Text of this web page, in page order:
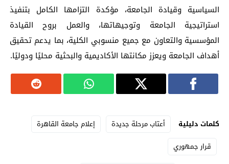
السياسية وقيادة الجامعة، مؤكدة التزامها الكامل بتنفيذ
استراتيجية الجامعة وتوجيهاتها، والعمل بروح القيادة
المؤسسية والتعاون مع جميع منسوبي الكلية، بما يدعم تحقيق
أهداف الجامعة ويعزز مكانتها الأكاديمية والبحثية محليًا ودوليًا.
كلمات دليلية أعتاب مرحلة جديدة
إعلام جامعة القاهرة
قرار جمهوري